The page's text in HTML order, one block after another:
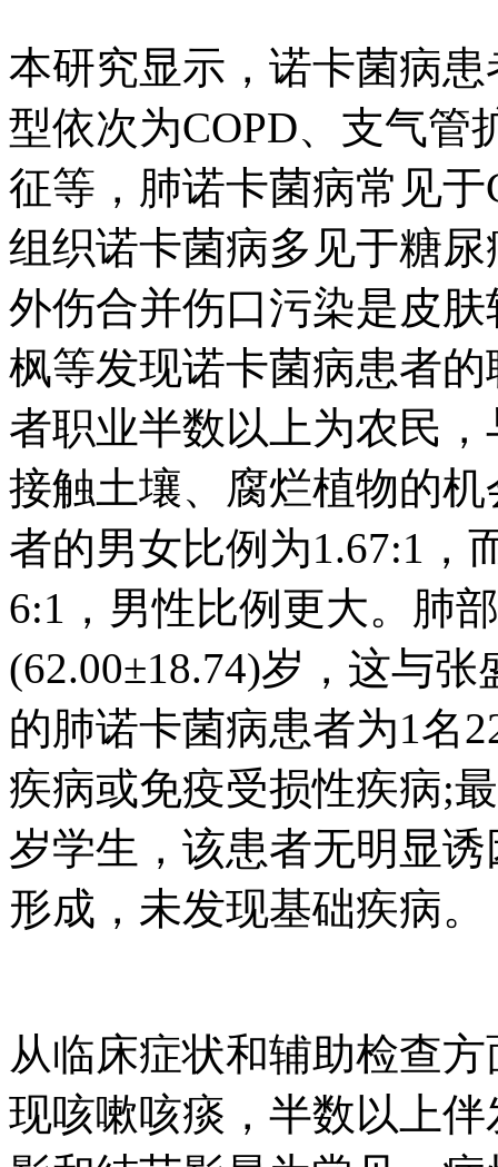
本研究显示，诺卡菌病
型依次为COPD、支气管
征等，肺诺卡菌病常见
组织诺卡菌病多见于糖
外伤合并伤口污染是皮
枫等发现诺卡菌病患者
者职业半数以上为农民
接触土壤、腐烂植物的
者的男女比例为1.67:1，
6:1，男性比例更大。肺
(62.00±18.74)岁，这与
的肺诺卡菌病患者为1名
疾病或免疫受损性疾病;
岁学生，该患者无明显
形成，未发现基础疾病。
从临床症状和辅助检查
现咳嗽咳痰，半数以上